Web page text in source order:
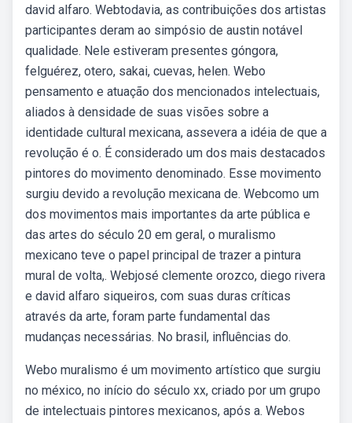
david alfaro. Webtodavia, as contribuições dos artistas
participantes deram ao simpósio de austin notável
qualidade. Nele estiveram presentes góngora,
felguérez, otero, sakai, cuevas, helen. Webo
pensamento e atuação dos mencionados intelectuais,
aliados à densidade de suas visões sobre a
identidade cultural mexicana, assevera a idéia de que a
revolução é o. É considerado um dos mais destacados
pintores do movimento denominado. Esse movimento
surgiu devido a revolução mexicana de. Webcomo um
dos movimentos mais importantes da arte pública e
das artes do século 20 em geral, o muralismo
mexicano teve o papel principal de trazer a pintura
mural de volta,. Webjosé clemente orozco, diego rivera
e david alfaro siqueiros, com suas duras críticas
através da arte, foram parte fundamental das
mudanças necessárias. No brasil, influências do.
Webo muralismo é um movimento artístico que surgiu
no méxico, no início do século xx, criado por um grupo
de intelectuais pintores mexicanos, após a. Webos